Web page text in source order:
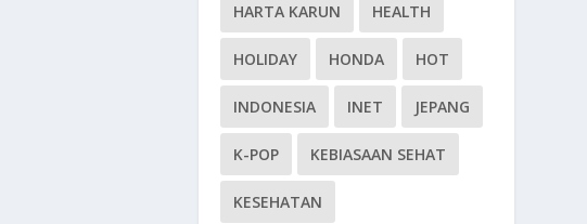
HARTA KARUN HEALTH
HOLIDAY HONDA HOT
INDONESIA INET JEPANG
K-POP KEBIASAAN SEHAT
KESEHATAN